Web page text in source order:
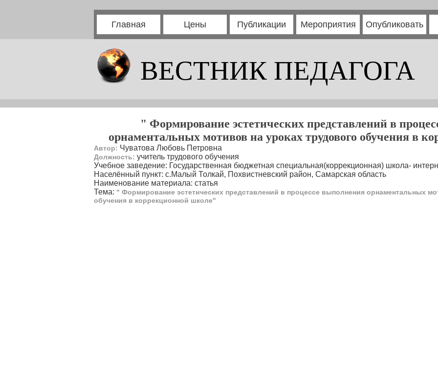
Главная Цены Публикации Мероприятия Опубликовать
ВЕСТНИК ПЕДАГОГА
" Формирование эстетических представлений в
орнаментальных мотивов на уроках трудового обучения в
Автор: Чуватова Любовь Петровна
Должность: учитель трудового обучения
Учебное заведение: Государственная бюджетная специальная(коррекционная) школа-
Населённый пункт: с.Малый Толкай, Похвистневский район, Самарская область
Наименование материала: статья
Тема: " Формирование эстетических представлений в процессе выполнения орнаментальных
обучения в коррекционной школе"